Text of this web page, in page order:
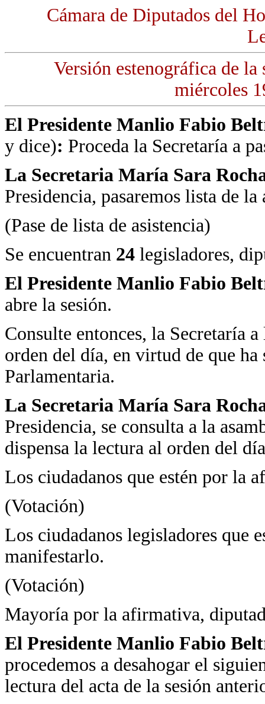
Cámara de Diputados del
Versión estenográfica de
miércoles
El Presidente Manlio Fabio
y dice): Proceda la Secretaría a
La Secretaria María Sara
Presidencia, pasaremos lista de la
(Pase de lista de asistencia)
Se encuentran 24 legisladores,
El Presidente Manlio Fabio
abre la sesión.
Consulte entonces, la Secretaría
orden del día, en virtud de que
Parlamentaria.
La Secretaria María Sara
Presidencia, se consulta a la
dispensa la lectura al orden del
Los ciudadanos que estén por la
(Votación)
Los ciudadanos legisladores que
manifestarlo.
(Votación)
Mayoría por la afirmativa,
El Presidente Manlio Fabio
procedemos a desahogar el
lectura del acta de la sesión